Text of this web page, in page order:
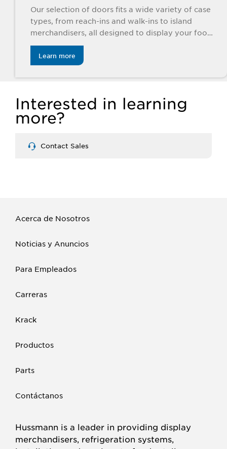
Our selection of doors fits a wide variety of case
types, from reach-ins and walk-ins to island
merchandisers, all designed to display your foods
beautifully.
Learn more
Interested in learning
more?
Contact Sales
Acerca de Nosotros
Noticias y Anuncios
Para Empleados
Carreras
Krack
Productos
Parts
Contáctanos
Hussmann is a leader in providing display
merchandisers, refrigeration systems,